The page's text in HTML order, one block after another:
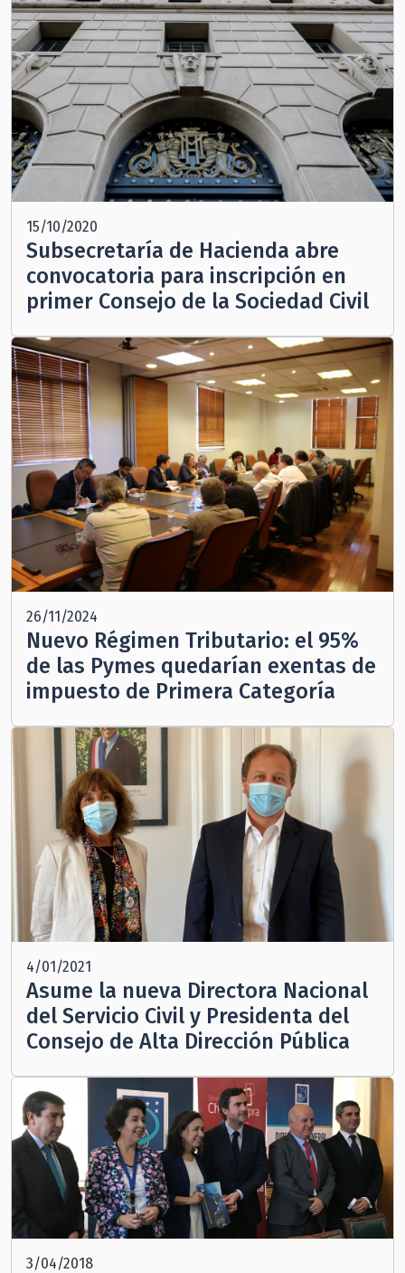
15/10/2020
Subsecretaría de Hacienda abre
convocatoria para inscripción en
primer Consejo de la Sociedad Civil
26/11/2024
Nuevo Régimen Tributario: el 95%
de las Pymes quedarían exentas de
impuesto de Primera Categoría
4/01/2021
Asume la nueva Directora Nacional
del Servicio Civil y Presidenta del
Consejo de Alta Dirección Pública
3/04/2018